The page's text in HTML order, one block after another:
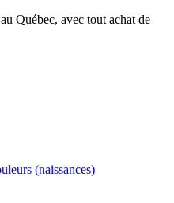
Québec, avec tout achat de
(naissances)